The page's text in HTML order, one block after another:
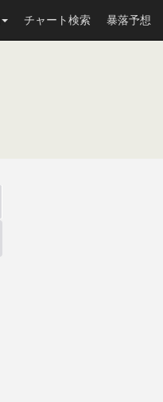
チャート検索 暴落予想